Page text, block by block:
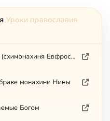
Уроки православия
Аннушка-постница (схимонахиня Евфросиния)
монахини Нины
Богом